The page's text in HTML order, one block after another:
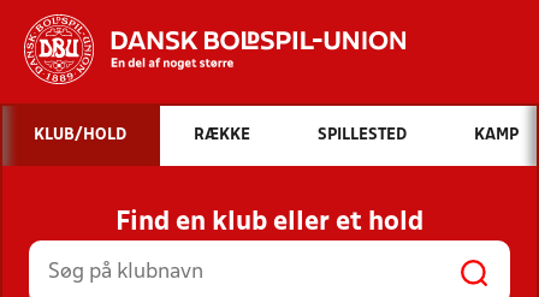
Hvad vil du søge efter?
INDHOLD OG NYHEDER
STILLINGER, RESULTATER, KLUBBER OG
HOLD
KLUB/HOLD RÆKKE SPILLESTED KAMP
Find en klub eller et hold